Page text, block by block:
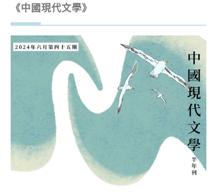
《中國現代文學》